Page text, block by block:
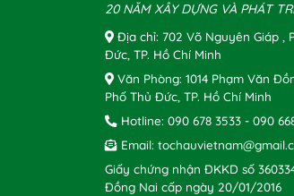
20 NĂM XÂY DỰNG VÀ PHÁT
Địa chỉ: 702 Võ Nguyên Giáp ,
Đức, TP. Hồ Chí Minh
Văn Phòng: 1014 Phạm Văn
Phố Thủ Đức, TP. Hồ Chí Minh
Hotline: 090 678 3533 - 090
Email:
Giấy chứng nhận ĐKKD số
Đồng Nai cấp ngày 20/01/2016